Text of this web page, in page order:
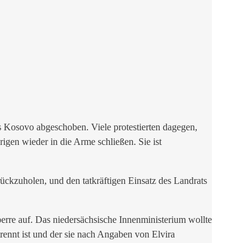
abgeschoben. Viele protestierten dagegen,
wieder in die Arme schließen. Sie ist
und den tatkräftigen Einsatz des Landrats
auf. Das niedersächsische Innenministerium wollte
ist und der sie nach Angaben von Elvira